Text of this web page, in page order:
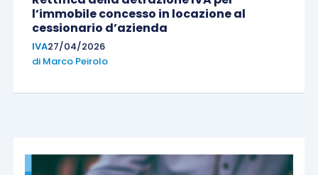
l’immobile concesso in locazione al
cessionario d’azienda
IVA27/04/2026
di Marco Peirolo